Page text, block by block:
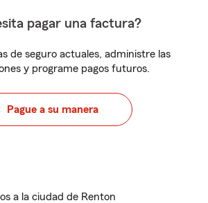
pagar una factura?
de seguro actuales, administre las
y programe pagos futuros.
Pague a su manera
a la ciudad de Renton